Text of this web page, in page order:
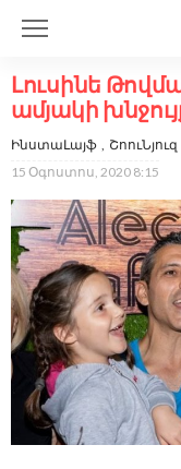
Լուսինե
ամյակի
ԻնստաԼայֆ
ՇոուՆյուզ
15 Օգոստոս, 2020 8:15